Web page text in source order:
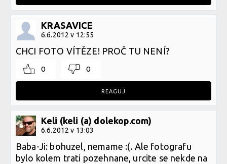
KRASAVICE
6.6.2012 v 12:55
CHCI FOTO VÍTĚZE! PROČ TU NENÍ?
0 0
REAGUJ
Keli (keli (a) dolekop.com)
6.6.2012 v 13:03
Baba-Ji: bohuzel, nemame :(. Ale fotografu
bylo kolem trati pozehnane, urcite se nekde na